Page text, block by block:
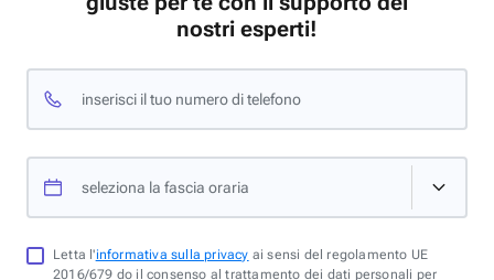
nostri esperti!
inserisci il tuo numero di telefono
seleziona la fascia oraria
Letta l'informativa sulla privacy ai sensi del regolamento UE
2016/679 do il consenso al trattamento dei dati personali per